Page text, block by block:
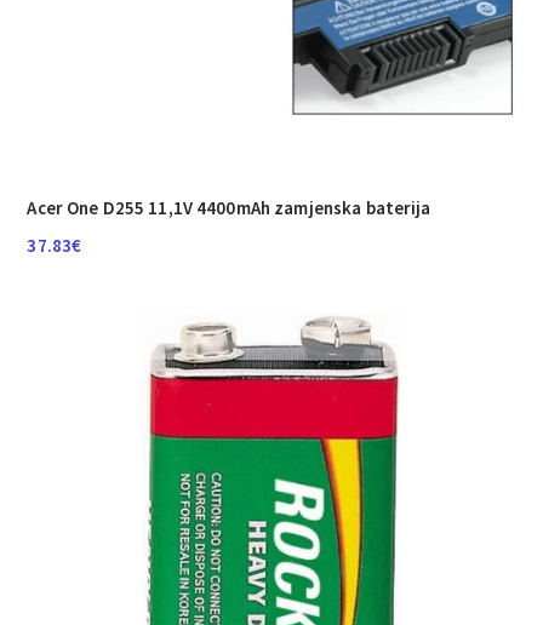
Acer One D255 11,1V 4400mAh zamjenska baterija
37.83€